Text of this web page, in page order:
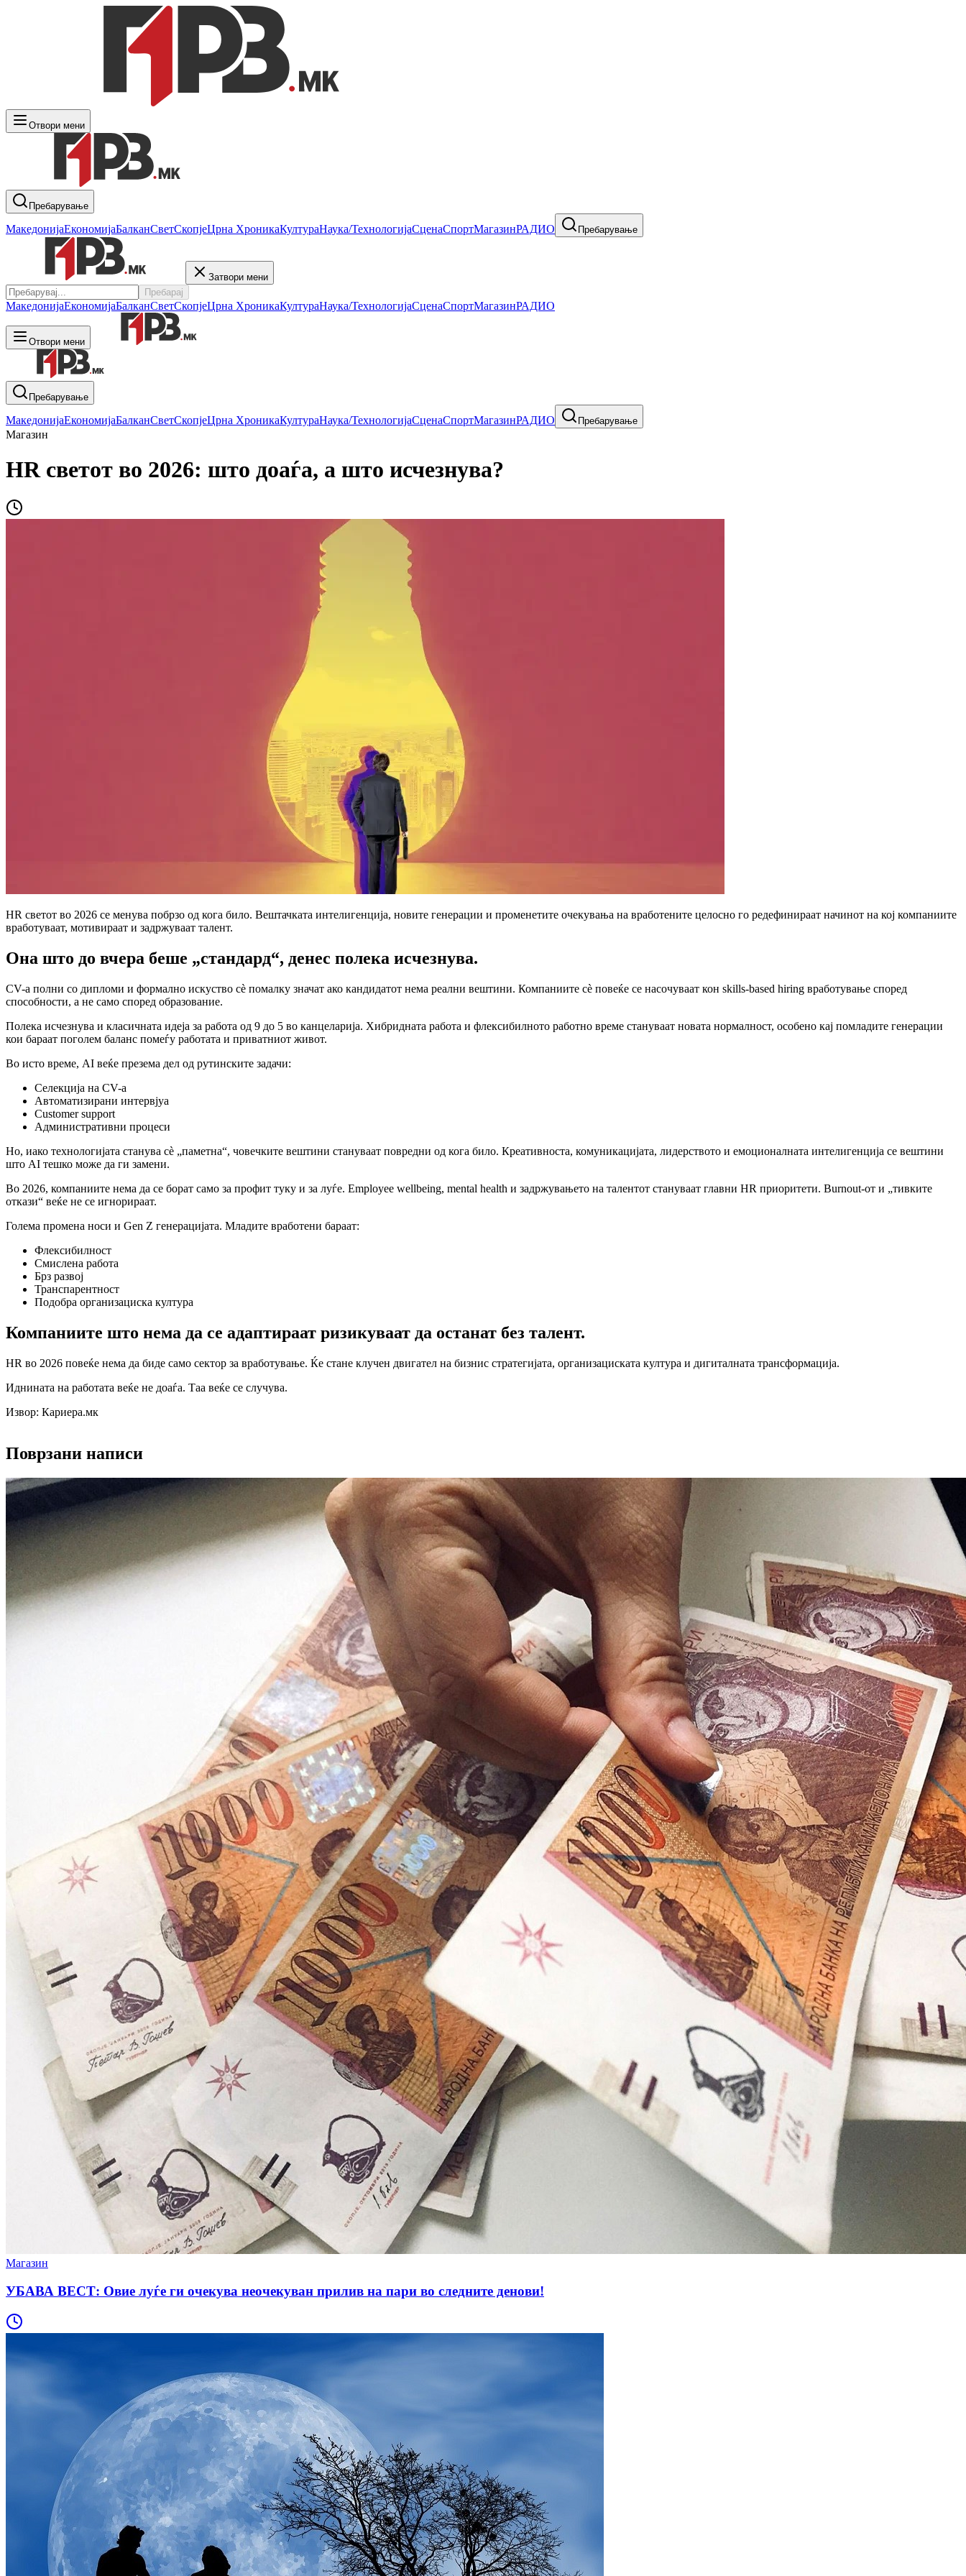
Отвори мени
Пребарување
МакедонијаЕкономијаБалканСветСкопјеЦрна ХроникаКултураНаука/ТехнологијаСценаСпортМагазинРАДИО Пребарување
Затвори мени
Пребарај
МакедонијаЕкономијаБалканСветСкопјеЦрна ХроникаКултураНаука/ТехнологијаСценаСпортМагазинРАДИО
Отвори мени
Пребарување
МакедонијаЕкономијаБалканСветСкопјеЦрна ХроникаКултураНаука/ТехнологијаСценаСпортМагазинРАДИО Пребарување
Магазин
HR светот во 2026: што доаѓа, а што исчезнува?
HR светот во 2026 се менува побрзо од кога било. Вештачката интелигенција, новите генерации и променетите очекувања на вработените целосно го редефинираат начинот на кој компаниите
вработуваат, мотивираат и задржуваат талент.
Она што до вчера беше „стандард“, денес полека исчезнува.
CV-а полни со дипломи и формално искуство сè помалку значат ако кандидатот нема реални вештини. Компаниите сè повеќе се насочуваат кон skills-based hiring вработување според
способности, а не само според образование.
Полека исчезнува и класичната идеја за работа од 9 до 5 во канцеларија. Хибридната работа и флексибилното работно време стануваат новата нормалност, особено кај помладите генерации
кои бараат поголем баланс помеѓу работата и приватниот живот.
Во исто време, AI веќе презема дел од рутинските задачи:
Селекција на CV-а
Автоматизирани интервјуа
Customer support
Административни процеси
Но, иако технологијата станува сè „паметна“, човечките вештини стануваат повредни од кога било. Креативноста, комуникацијата, лидерството и емоционалната интелигенција се вештини
што AI тешко може да ги замени.
Во 2026, компаниите нема да се борат само за профит туку и за луѓе. Employee wellbeing, mental health и задржувањето на талентот стануваат главни HR приоритети. Burnout-от и „тивките
откази“ веќе не се игнорираат.
Голема промена носи и Gen Z генерацијата. Младите вработени бараат:
Флексибилност
Смислена работа
Брз развој
Транспарентност
Подобра организациска култура
Компаниите што нема да се адаптираат ризикуваат да останат без талент.
HR во 2026 повеќе нема да биде само сектор за вработување. Ќе стане клучен двигател на бизнис стратегијата, организациската култура и дигиталната трансформација.
Иднината на работата веќе не доаѓа. Таа веќе се случува.
Извор: Кариера.мк
Поврзани написи
Магазин
УБАВА ВЕСТ: Овие луѓе ги очекува неочекуван прилив на пари во следните денови!